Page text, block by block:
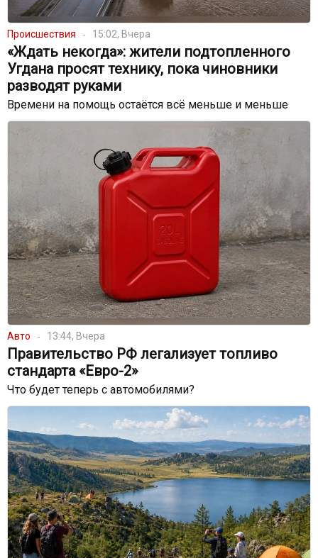
Происшествия 15:02, Вчера
«Ждать некогда»: жители подтопленного
Угдана просят технику, пока чиновники
разводят руками
Времени на помощь остаётся всё меньше и меньше
Авто 13:44, Вчера
Правительство РФ легализует топливо
стандарта «Евро-2»
Что будет теперь с автомобилями?